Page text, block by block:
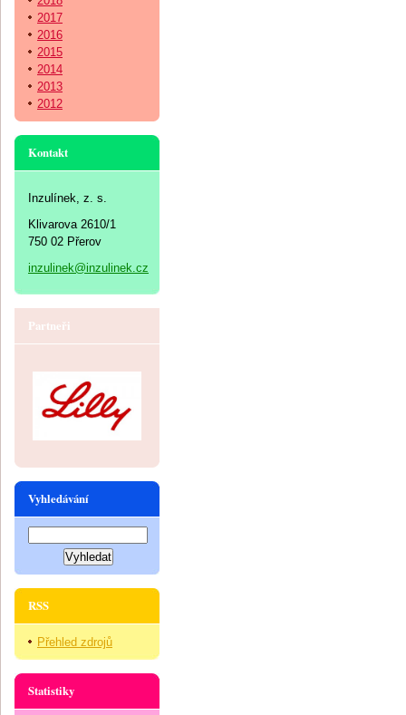
2017
2016
2015
2014
2013
2012
Kontakt
Inzulínek, z. s.
Klivarova 2610/1
750 02 Přerov
inzulinek@inzulinek.cz
Partneři
Vyhledávání
RSS
Přehled zdrojů
Statistiky